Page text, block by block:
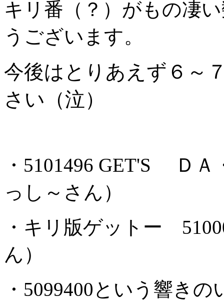
キリ番（？）がもの凄
うございます。
今後はとりあえず６～
さい（泣）
・5101496 GET'S ＤＡ
っし～さん）
・キリ版ゲットー
ん）
・5099400という響き